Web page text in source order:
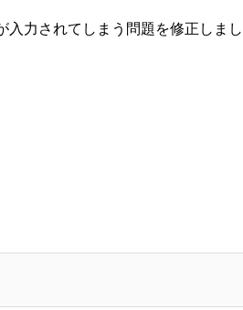
入力されてしまう 問題を修正しま